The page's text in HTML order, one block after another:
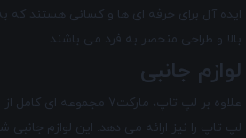
ایده آل برای حرفه ای ها و کسانی هستند که
بالا و طراحی منحصر به فرد می باشند.
لوازم جانبی
علاوه بر لپ تاپ، مارکت7
لپ تاپ را نیز ارائه می دهد. این لوازم جانبی